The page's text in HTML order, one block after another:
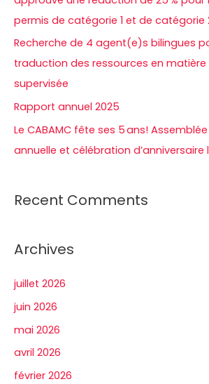
r
permis de catégorie 1 et de catégorie
Recherche de 4 agent(e)s bilingues
traduction des ressources en
supervisée
Rapport annuel 2025
Le CABAMC fête ses 5 ans!
annuelle et célébration d’anniversaire
Recent Comments
Archives
juillet 2026
juin 2026
mai 2026
avril 2026
février 2026